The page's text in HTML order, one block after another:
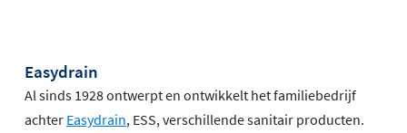
Easydrain
Al sinds 1928 ontwerpt en ontwikkelt het familiebedrijf
achter Easydrain, ESS, verschillende sanitair producten.